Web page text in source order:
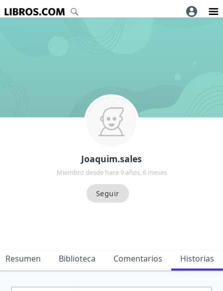
Joaquim.sales
Miembro desde hace 9 años, 6 meses
Resumen Biblioteca Comentarios Historias